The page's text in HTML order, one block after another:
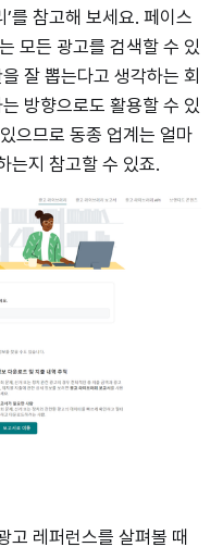
를 참고해 보세요. 페이스
모든 광고를 검색할 수 있
잘 뽑는다고 생각하는 회
방향으로도 활용할 수 있
으므로 동종 업계는 얼마
는지 참고할 수 있죠.
고 레퍼런스를 살펴볼 때